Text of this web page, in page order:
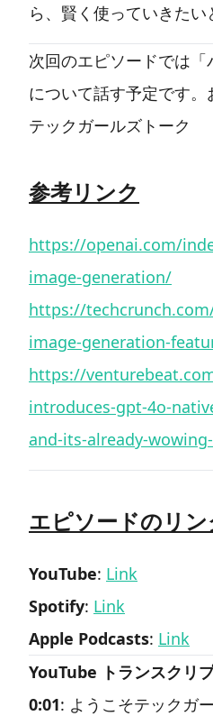
ら、賢く使っていきたい
次回のエピソードでは「
について話す予定です
テックガールズトーク
参考リンク
https://openai.com/
image-generation/
https://
image-generation-
https://
introduces-gpt-4o-
and-its-already-
エピソードのリン
YouTube: Link
Spotify: Link
Apple Podcasts: Link
YouTube トランスクリ
0:01: ようこそテックガ